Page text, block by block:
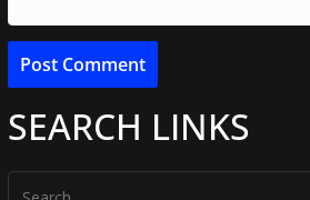
SEARCH LINKS